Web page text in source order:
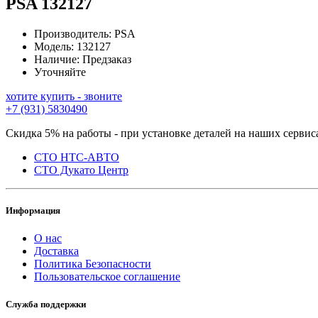
Производитель: PSA
Модель: 132127
Наличие: Предзаказ
Уточняйте
хотите купить - звоните
+7 (931) 5830490
Скидка 5% на работы - при установке деталей на наших
СТО НТС-АВТО
СТО Дукато Центр
Информация
О нас
Доставка
Политика Безопасности
Пользовательское соглашение
Служба поддержки